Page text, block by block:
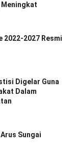
Meningkat
2022-2027 Resmi
Digelar Guna
Dalam
Sungai